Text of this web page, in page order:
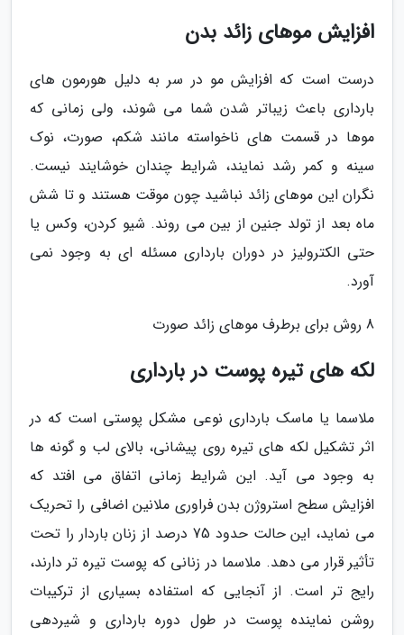
افزایش موهای زائد بدن
درست است که افزایش مو در سر به دلیل هورمون های
بارداری باعث زیباتر شدن شما می شوند، ولی زمانی که
موها در قسمت های ناخواسته مانند شکم، صورت، نوک
سینه و کمر رشد نمایند، شرایط چندان خوشایند نیست.
نگران این موهای زائد نباشید چون موقت هستند و تا شش
ماه بعد از تولد جنین از بین می روند. شیو کردن، وکس یا
حتی الکترولیز در دوران بارداری مسئله ای به وجود نمی
آورد.
8 روش برای برطرف موهای زائد صورت
لکه های تیره پوست در بارداری
ملاسما یا ماسک بارداری نوعی مشکل پوستی است که در
اثر تشکیل لکه های تیره روی پیشانی، بالای لب و گونه ها
به وجود می آید. این شرایط زمانی اتفاق می افتد که
افزایش سطح استروژن بدن فراوری ملانین اضافی را تحریک
می نماید، این حالت حدود 75 درصد از زنان باردار را تحت
تأثیر قرار می دهد. ملاسما در زنانی که پوست تیره تر دارند،
رایج تر است. از آنجایی که استفاده بسیاری از ترکیبات
روشن نماینده پوست در طول دوره بارداری و شیردهی